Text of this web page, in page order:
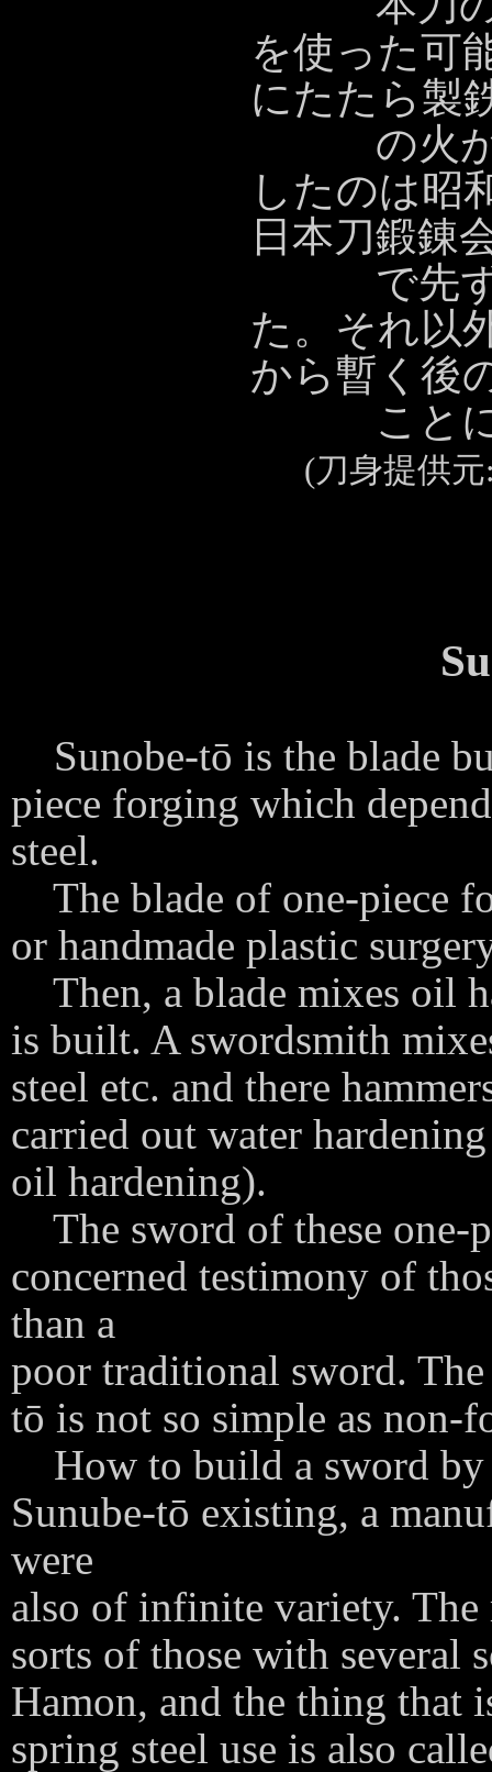
を使った可
にたたら製
の火が消
したのは昭
日本刀鍛錬
で先ず使
た。それ以
から暫く後
ことに
(刀身提供
Sunobe-tō is the blade
piece forging which
steel.
The blade of one-piece
or handmade plastic
Then, a blade mixes oil
is built. A swordsmith
steel etc. and there
carried out water
oil hardening).
The sword of these one-
concerned testimony of
than a
poor traditional sword.
tō is not so simple as non-
How to build a sword by
Sunube-tō existing, a
were
also of infinite variety.
sorts of those with several
Hamon, and the thing that
spring steel use is also